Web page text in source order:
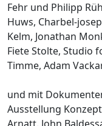
Fehr und Philipp
Huws, Charbel-
Kelm, Jonathan
Fiete Stolte, Studio
Timme, Adam
und mit
Ausstellung